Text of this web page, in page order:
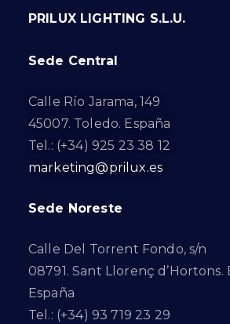
PRILUX LIGHTING S.L.U.
Sede Central
Calle Río Jarama, 149
45007. Toledo. España
Tel.: (+34) 925 23 38 12
marketing@prilux.es
Sede Noreste
Calle Del Torrent Fondo, s/n
08791. Sant Llorenç d’Hortons.
España
Tel.: (+34) 93 719 23 29